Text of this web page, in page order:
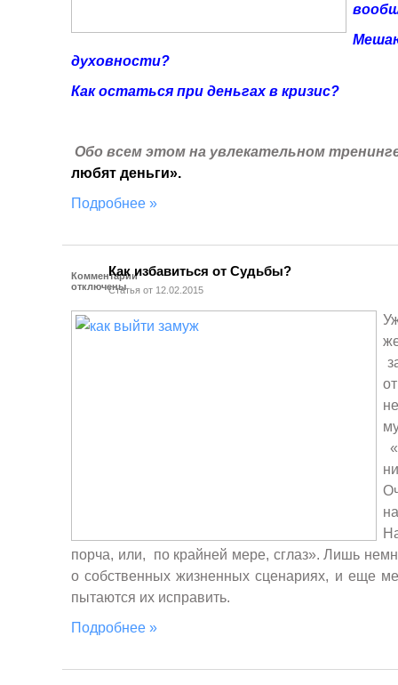
духовности?
Как остаться при деньгах в кризис?
Обо всем этом на увлекательном
любят деньги».
Подробнее »
Комментарии
отключены
Как избавиться от Судьбы?
Статья от 12.02.2015
порча, или, по крайней мере, сглаз». Лишь
о собственных жизненных сценариях, и еще
пытаются их исправить.
Подробнее »